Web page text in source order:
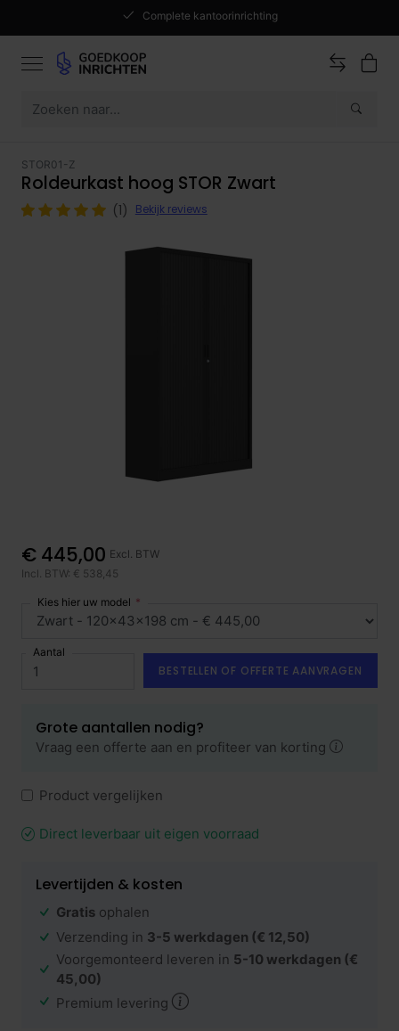
Complete kantoorinrichting
STOR01-Z
Roldeurkast hoog STOR Zwart
(1) Bekijk reviews
€ 445,00 Excl. BTW
Incl. BTW: € 538,45
Kies hier uw model
Aantal
BESTELLEN OF OFFERTE AANVRAGEN
Grote aantallen nodig?
Vraag een offerte aan en profiteer van korting
Product vergelijken
Direct leverbaar uit eigen voorraad
Levertijden & kosten
Gratis ophalen
Verzending in 3-5 werkdagen (€ 12,50)
Voorgemonteerd leveren in 5-10 werkdagen (€
45,00)
Premium levering